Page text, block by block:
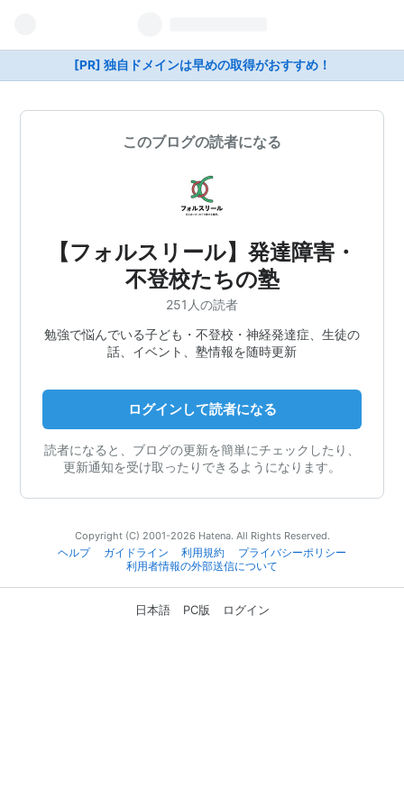
[PR] 独自ドメインは早めの取得がおすすめ！
このブログの読者になる
【フォルスリール】発達障害・
不登校たちの塾
251人の読者
勉強で悩んでいる子ども・不登校・神経発達症、生徒の
話、イベント、塾情報を随時更新
ログインして読者になる
読者になると、ブログの更新を簡単にチェックしたり、
更新通知を受け取ったりできるようになります。
Copyright (C) 2001-2026 Hatena. All Rights Reserved.
ヘルプ
ガイドライン 利用規約
プライバシーポリシー
利用者情報の外部送信について
日本語 PC版 ログイン